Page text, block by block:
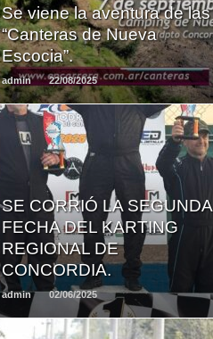
Se viene la aventura de las
“Canteras de Nueva
Escocia”.
admin 22/08/2025
SE CORRIÓ LA SEGUNDA
FECHA DEL KARTING
REGIONAL DE
CONCORDIA.
admin 02/06/2025
LEER
MAS